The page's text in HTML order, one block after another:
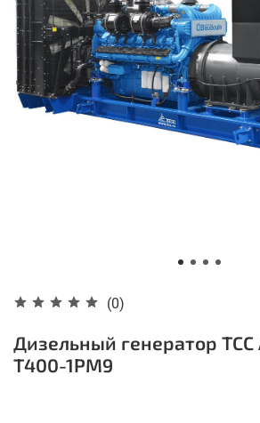
(0)
Дизельный генератор
Т400-1РМ9